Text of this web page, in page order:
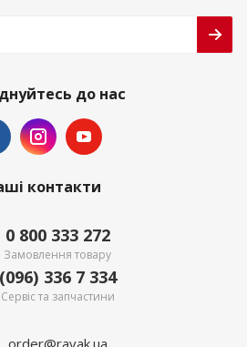
до нас
контакти
0 800 333 272
Замовлення товару
(096) 336 7 334
Сервіс та запчастини
order@ravak.ua